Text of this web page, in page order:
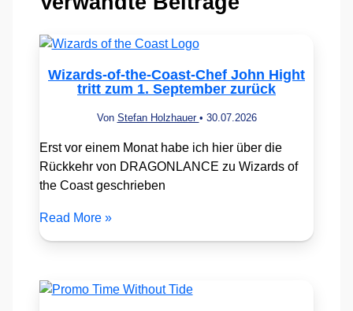
Wizards-of-the-Coast-Chef John Hight
tritt zum 1. September zurück
Von Stefan Holzhauer • 30.07.2026
Erst vor einem Monat habe ich hier über die
Rückkehr von DRAGONLANCE zu Wizards of
the Coast geschrieben
Read More »